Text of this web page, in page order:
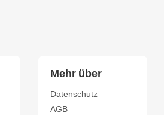
Mehr über
Datenschutz
AGB